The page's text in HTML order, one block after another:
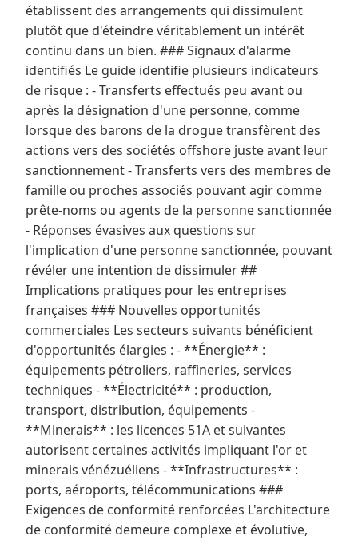
établissent des arrangements qui dissimulent
plutôt que d'éteindre véritablement un intérêt
continu dans un bien. ### Signaux d'alarme
identifiés Le guide identifie plusieurs indicateurs
de risque : - Transferts effectués peu avant ou
après la désignation d'une personne, comme
lorsque des barons de la drogue transfèrent des
actions vers des sociétés offshore juste avant leur
sanctionnement - Transferts vers des membres de
famille ou proches associés pouvant agir comme
prête-noms ou agents de la personne sanctionnée
- Réponses évasives aux questions sur
l'implication d'une personne sanctionnée, pouvant
révéler une intention de dissimuler ##
Implications pratiques pour les entreprises
françaises ### Nouvelles opportunités
commerciales Les secteurs suivants bénéficient
d'opportunités élargies : - **Énergie** :
équipements pétroliers, raffineries, services
techniques - **Électricité** : production,
transport, distribution, équipements -
**Minerais** : les licences 51A et suivantes
autorisent certaines activités impliquant l'or et
minerais vénézuéliens - **Infrastructures** :
ports, aéroports, télécommunications ###
Exigences de conformité renforcées L'architecture
de conformité demeure complexe et évolutive,